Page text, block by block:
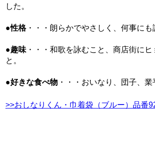
した。
●性格・・・朗らかでやさしく、何事にも
●趣味 ・・・和歌を詠むこと、商店街に
と。
●好きな食べ物 ・・・おいなり、団子、業
>>おしなりくん・巾着袋（ブルー）品番